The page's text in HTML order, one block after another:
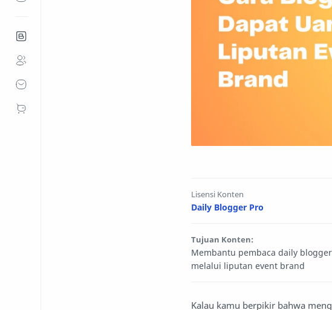
Lisensi Konten
Daily Blogger Pro
Tujuan Konten:
Membantu pembaca daily
melalui liputan event brand
Kalau kamu berpikir bahwa